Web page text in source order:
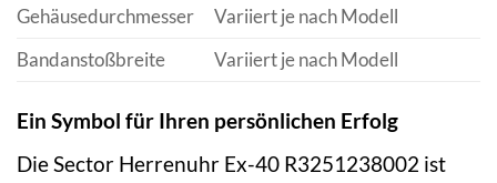
Gehäusedurchmesser
Variiert je nach Modell
Bandanstoßbreite
Variiert je nach Modell
Ein Symbol für Ihren persönlichen Erfolg
Die Sector Herrenuhr Ex-40 R3251238002 ist